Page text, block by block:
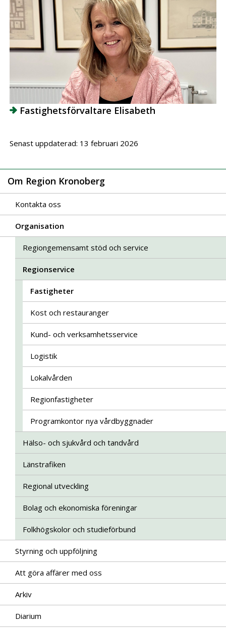
Fastighetsförvaltare Elisabeth
Senast uppdaterad: 13 februari 2026
Om Region Kronoberg
Kontakta oss
Organisation
Regiongemensamt stöd och service
Regionservice
Fastigheter
Kost och restauranger
Kund- och verksamhetsservice
Logistik
Lokalvården
Regionfastigheter
Programkontor nya vårdbyggnader
Hälso- och sjukvård och tandvård
Länstrafiken
Regional utveckling
Bolag och ekonomiska föreningar
Folkhögskolor och studieförbund
Styrning och uppföljning
Att göra affärer med oss
Arkiv
Diarium